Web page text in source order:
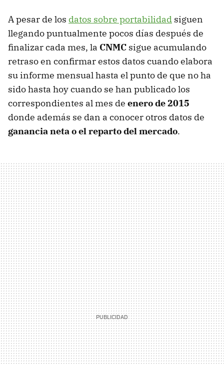
A pesar de los datos sobre portabilidad siguen
llegando puntualmente pocos días después de
finalizar cada mes, la CNMC sigue acumulando
retraso en confirmar estos datos cuando elabora
su informe mensual hasta el punto de que no ha
sido hasta hoy cuando se han publicado los
correspondientes al mes de enero de 2015
donde además se dan a conocer otros datos de
ganancia neta o el reparto del mercado.